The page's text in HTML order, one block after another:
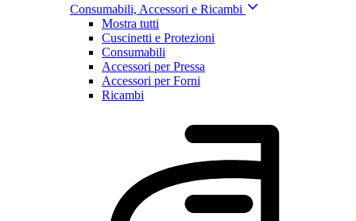
Consumabili, Accessori e Ricambi
Mostra tutti
Cuscinetti e Protezioni
Consumabili
Accessori per Pressa
Accessori per Forni
Ricambi